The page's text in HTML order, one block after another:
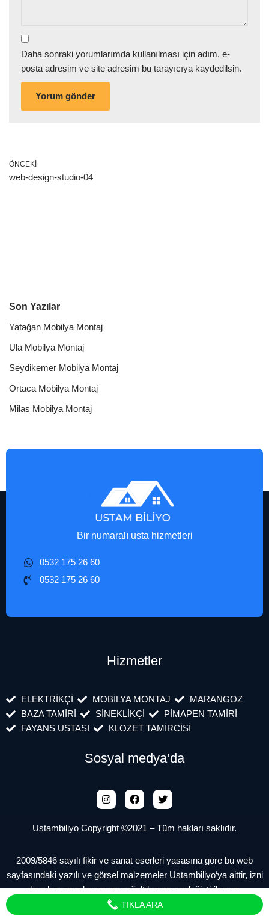
Daha sonraki yorumlarımda kullanılması için adım, e-
posta adresim ve site adresim bu tarayıcıya kaydedilsin.
ÖNCEKI
web-design-studio-04
Son Yazılar
Yatağan Mobilya Montaj
Ula Mobilya Montaj
Seydikemer Mobilya Montaj
Ortaca Mobilya Montaj
Milas Mobilya Montaj
Bir numaralı usta hizmetleri
0532 175 26 60
0532 175 26 60
Hizmetler
ELEKTRİKÇİ MOBİLYA MONTAJ
MARANGOZ
BAZA TAMİRİ
SİNEKLİKÇİ
PİMAPEN TAMİRİ
FAYANS USTASI
KLOZET TAMİRCİSİ
Sosyal medya’da
Ustambiliyo Copyright ©2021 – Tüm hakları saklıdır.
2009/5846 sayılı fikir ve sanat eserleri yasasına göre bu web
sayfasındaki yazılı ve görsel malzemeler Ustambiliyo‘ya aittir, izni
olmadan yayınlanamaz, çoğaltılamaz ve değiştirilemez.
TIKLA ARA